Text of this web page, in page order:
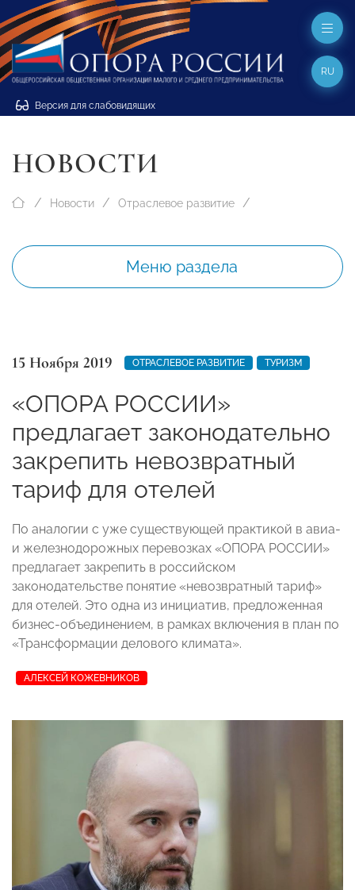
Версия для слабовидящих
RU
НОВОСТИ
Новости Отраслевое развитие
Меню раздела
15 Ноября 2019 ОТРАСЛЕВОЕ РАЗВИТИЕ ТУРИЗМ
«ОПОРА РОССИИ»
предлагает законодательно
закрепить невозвратный
тариф для отелей
По аналогии с уже существующей практикой в авиа-
и железнодорожных перевозках «ОПОРА РОССИИ»
предлагает закрепить в российском
законодательстве понятие «невозвратный тариф»
для отелей. Это одна из инициатив, предложенная
бизнес-объединением, в рамках включения в план по
«Трансформации делового климата».
АЛЕКСЕЙ КОЖЕВНИКОВ